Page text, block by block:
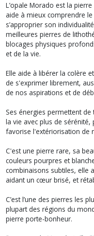
L’opale Morado est la
aide à mieux comprendre
s’approprier son
meilleures pierres de
blocages physiques
et de la vie.
Elle aide à libérer la colère
de s'exprimer librement,
de nos aspirations et de
Ses énergies permettent
la vie avec plus de sérénité,
favorise l'extériorisation de
C'est une pierre rare, sa
couleurs pourpres et
combinaisons subtiles, elle
aidant un cœur brisé, et
C’est l’une des pierres les
plupart des régions du
pierre porte-bonheur.